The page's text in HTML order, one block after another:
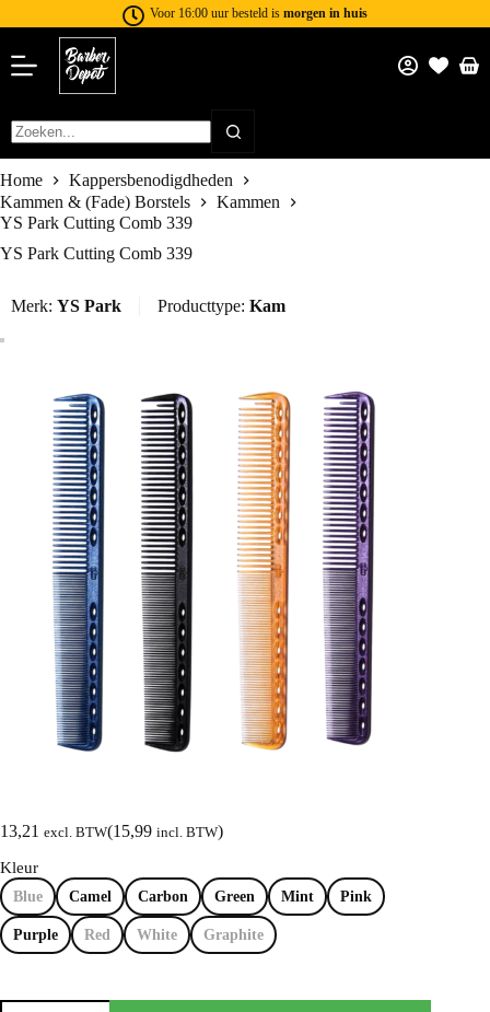
Voor 16:00 uur besteld is morgen in huis
Home
Kappersbenodigdheden
Kammen & (Fade) Borstels
Kammen
YS Park Cutting Comb 339
YS Park Cutting Comb 339
Merk: YS Park Producttype: Kam
13,21 excl. BTW(15,99 incl. BTW)
Kleur
Blue Camel Carbon Green Mint Pink
Purple Red White Graphite